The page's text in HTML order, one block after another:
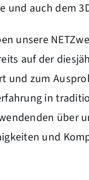
und auch dem
unsere
auf der
zum
in
und